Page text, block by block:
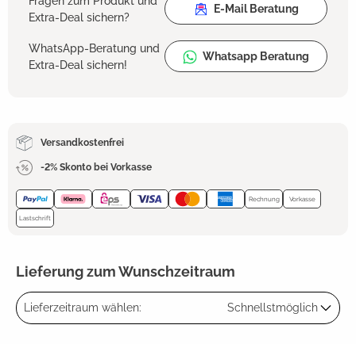
Extra-Deal sichern?
E-Mail Beratung
WhatsApp-Beratung und
Extra-Deal sichern!
Whatsapp Beratung
Versandkostenfrei
-2% Skonto bei Vorkasse
Rechnung Vorkasse
Lastschrift
Lieferung zum Wunschzeitraum
Lieferzeitraum wählen: Schnellstmöglich